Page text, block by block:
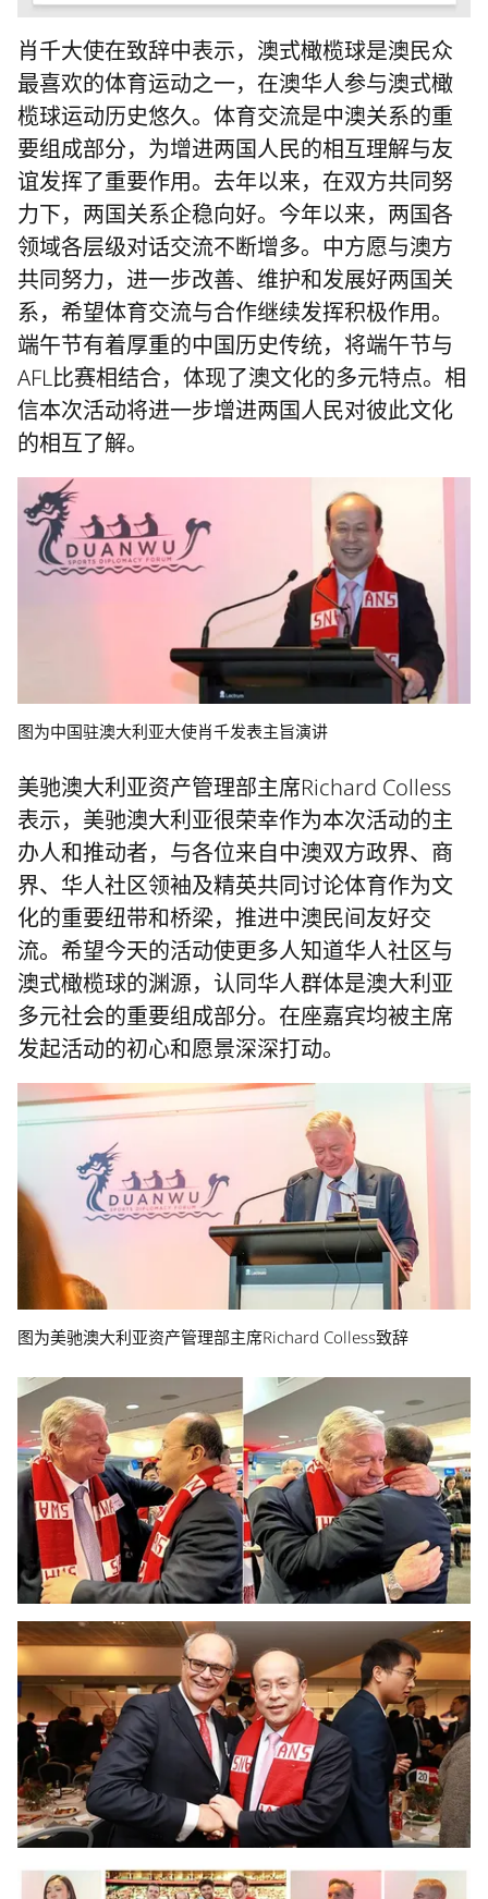
肖千大使在致辞中表示，澳式橄榄球是澳民众
最喜欢的体育运动之一，在澳华人参与澳式橄
榄球运动历史悠久。体育交流是中澳关系的重
要组成部分，为增进两国人民的相互理解与友
谊发挥了重要作用。去年以来，在双方共同努
力下，两国关系企稳向好。今年以来，两国各
领域各层级对话交流不断增多。中方愿与澳方
共同努力，进一步改善、维护和发展好两国关
系，希望体育交流与合作继续发挥积极作用。
端午节有着厚重的中国历史传统，将端午节与
AFL比赛相结合，体现了澳文化的多元特点。相
信本次活动将进一步增进两国人民对彼此文化
的相互了解。
图为中国驻澳大利亚大使肖千发表主旨演讲
美驰澳大利亚资产管理部主席Richard Colless
表示，美驰澳大利亚很荣幸作为本次活动的主
办人和推动者，与各位来自中澳双方政界、商
界、华人社区领袖及精英共同讨论体育作为文
化的重要纽带和桥梁，推进中澳民间友好交
流。希望今天的活动使更多人知道华人社区与
澳式橄榄球的渊源，认同华人群体是澳大利亚
多元社会的重要组成部分。在座嘉宾均被主席
发起活动的初心和愿景深深打动。
图为美驰澳大利亚资产管理部主席Richard Colless致辞